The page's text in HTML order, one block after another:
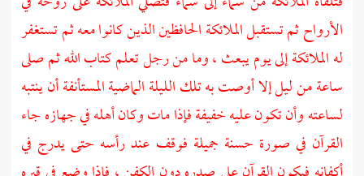
الأرواح ثم تستقبل الملائكة الحافظين الذين كانوا معه ثم تستغفر
له الملائكة إلى يوم يبعث ، وما من رجل تعلم كتاب الله ثم صلى
ساعة من ليل إلا أوصت به تلك الليلة الماضية المستأنفة أن ينتبه
لساعته وأن تكون عليه خفيفة فإذا مات وكان أهله في جهازه جاء
القرآن في صورة حسنة جميلة فوقف عند رأسه حتى يدرج في